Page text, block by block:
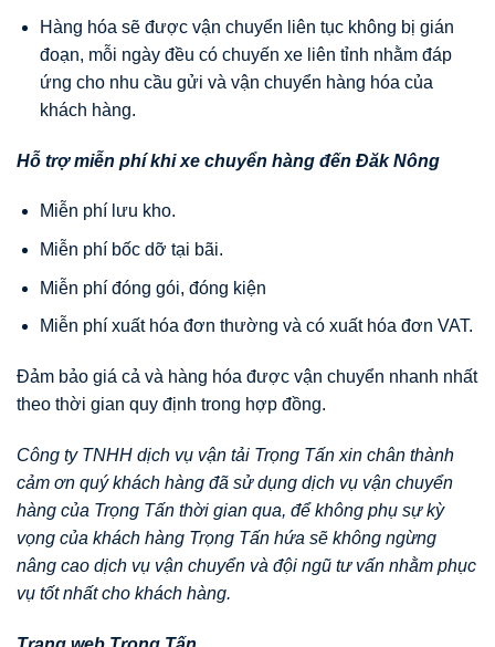
Hàng hóa sẽ được vận chuyển liên tục không bị gián
đoạn, mỗi ngày đều có chuyến xe liên tỉnh nhằm đáp
ứng cho nhu cầu gửi và vận chuyển hàng hóa của
khách hàng.
Hỗ trợ miễn phí khixe chuyển hàng đến Đăk Nông
Miễn phí lưu kho.
Miễn phí bốc dỡ tại bãi.
Miễn phí đóng gói, đóng kiện
Miễn phí xuất hóa đơn thường và có xuất hóa đơn VAT.
Đảm bảo giá cả và hàng hóa được vận chuyển nhanh nhất
theo thời gian quy định trong hợp đồng.
Công ty TNHH dịch vụ vận tải Trọng Tấn xin chân thành
cảm ơn quý khách hàng đã sử dụng dịch vụ vận chuyển
hàng của Trọng Tấn thời gian qua, để không phụ sự kỳ
vọng của khách hàng Trọng Tấn hứa sẽ không ngừng
nâng cao dịch vụ vận chuyển và đội ngũ tư vấn nhằm phục
vụ tốt nhất cho khách hàng.